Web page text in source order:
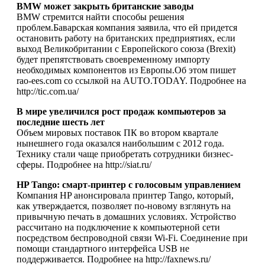
BMW может закрыть британские заводы
BMW стремится найти способы решения
проблем.Баварская компания заявила, что ей придется
остановить работу на британских предприятиях, если
выход Великобритании с Европейского союза (Brexit)
будет препятствовать своевременному импорту
необходимых компонентов из Европы.Об этом пишет
rao-ees.com со ссылкой на AUTO.TODAY. Подробнее на
http://tic.com.ua/
В мире увеличился рост продаж компьютеров за
последние шесть лет
Объем мировых поставок ПК во втором квартале
нынешнего года оказался наибольшим с 2012 года.
Технику стали чаще приобретать сотрудники бизнес-
сферы. Подробнее на http://siat.ru/
HP Tango: смарт-принтер с голосовым управлением
Компания HP анонсировала принтер Tango, который,
как утверждается, позволяет по-новому взглянуть на
привычную печать в домашних условиях. Устройство
рассчитано на подключение к компьютерной сети
посредством беспроводной связи Wi-Fi. Соединение при
помощи стандартного интерфейса USB не
поддерживается. Подробнее на http://faxnews.ru/